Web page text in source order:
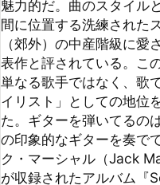
た。ギターを弾いてるの
の印象的なギターを奏でて
ク・マーシャル（Jack
が収録されたアルバム『
年）の全編でギターを担当
おいて、まるでナンシーの
な、繊細かつドラマチック
イントロや歌の合間に入る
アスで緊張感のある雰囲気
リストとしてだけでなく、